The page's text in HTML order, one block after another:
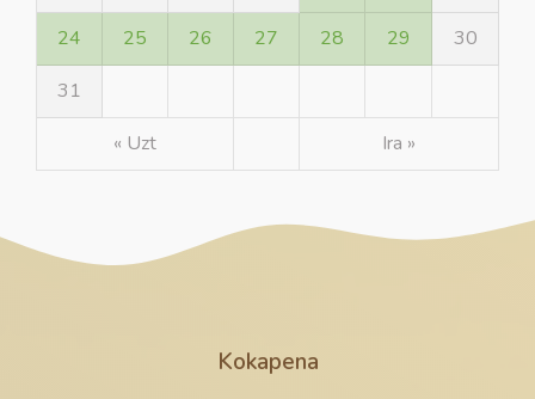
24
25 26 27 28 29
30
31
« Uzt
Ira »
Kokapena